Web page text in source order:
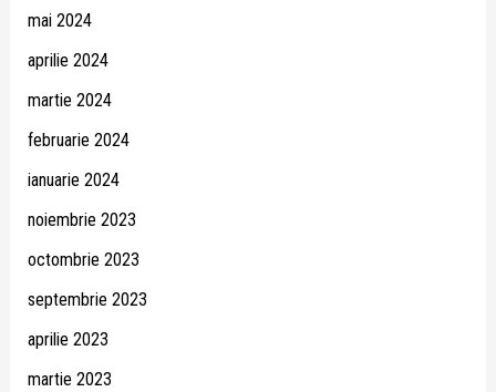
mai 2024
aprilie 2024
martie 2024
februarie 2024
ianuarie 2024
noiembrie 2023
octombrie 2023
septembrie 2023
aprilie 2023
martie 2023